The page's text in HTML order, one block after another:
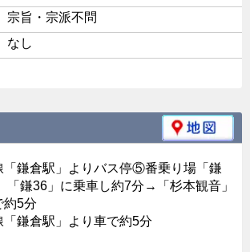
宗旨・宗派不問
なし
「鎌倉駅」よりバス停⑤番乗り場「鎌
「鎌36」に乗車し約7分→「杉本観音」
5分
「鎌倉駅」より車で約5分